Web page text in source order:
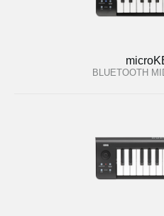
BLUETOOTH